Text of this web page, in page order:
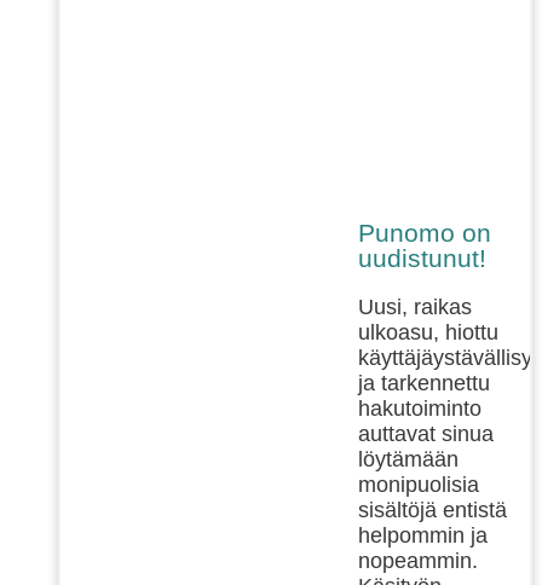
Punomo on
uudistunut!
Uusi, raikas
ulkoasu, hiottu
ja tarkennettu
hakutoiminto
auttavat sinua
löytämään
monipuolisia
sisältöjä entistä
helpommin ja
nopeammin.